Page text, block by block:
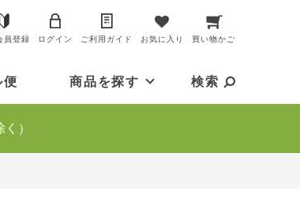
員登録 ログイン ご利用ガイド お気に入り 買い物かご
便 商品を探す 検索
）